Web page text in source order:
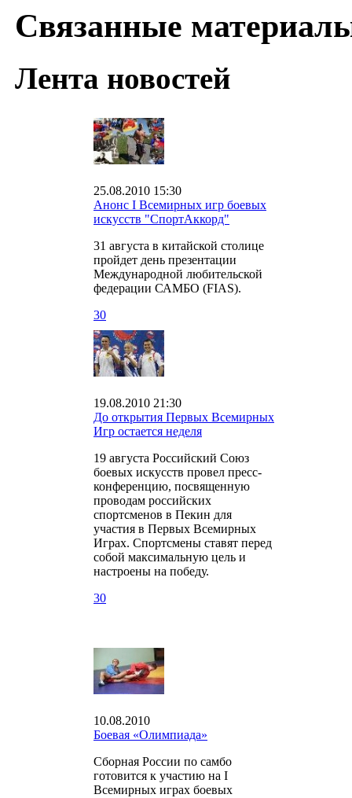
Связанные
Лента новостей
25.08.2010 15:30
Анонс I Всемирных игр боевых
искусств "СпортАккорд"
31 августа в китайской столице
пройдет день презентации
Международной любительской
федерации САМБО (FIAS).
30
19.08.2010 21:30
До открытия Первых Всемирных
Игр остается неделя
19 августа Российский Союз
боевых искусств провел пресс-
конференцию, посвященную
проводам российских
спортсменов в Пекин для
участия в Первых Всемирных
Играх. Спортсмены ставят перед
собой максимальную цель и
настроены на победу.
30
10.08.2010
Боевая «Олимпиада»
Сборная России по самбо
готовится к участию на I
Всемирных играх боевых